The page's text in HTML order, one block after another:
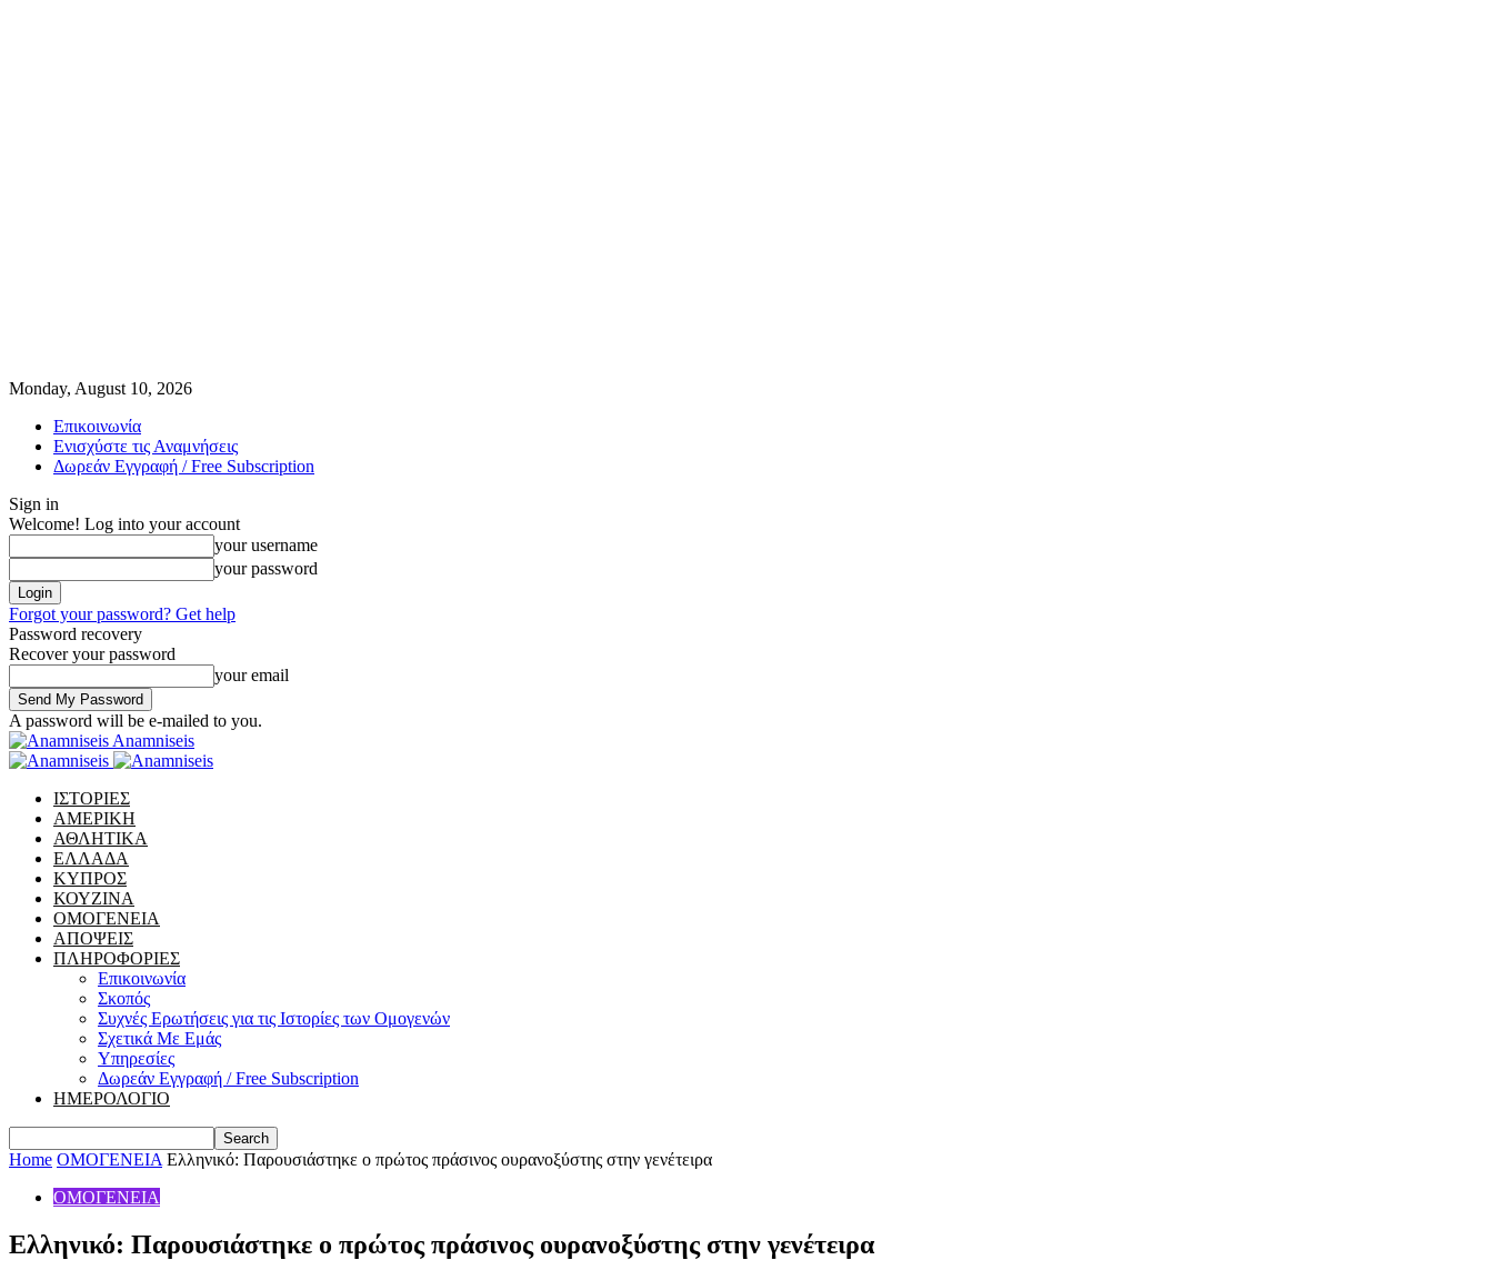
Monday, August 10, 2026
Επικοινωνία
Ενισχύστε τις Αναμνήσεις
Δωρεάν Εγγραφή / Free Subscription
Sign in
Welcome! Log into your account
your username
your password
Forgot your password? Get help
Password recovery
Recover your password
your email
A password will be e-mailed to you.
Anamniseis
ΙΣΤΟΡΙΕΣ
ΑΜΕΡΙΚΗ
ΑΘΛΗΤΙΚΑ
ΕΛΛΑΔΑ
ΚΥΠΡΟΣ
ΚΟΥΖΙΝΑ
ΟΜΟΓΕΝΕΙΑ
ΑΠΟΨΕΙΣ
ΠΛΗΡΟΦΟΡΙΕΣ
Επικοινωνία
Σκοπός
Συχνές Ερωτήσεις για τις Ιστορίες των Ομογενών
Σχετικά Με Εμάς
Υπηρεσίες
Δωρεάν Εγγραφή / Free Subscription
ΗΜΕΡΟΛΟΓΙΟ
Home ΟΜΟΓΕΝΕΙΑ Ελληνικό: Παρουσιάστηκε ο πρώτος πράσινος ουρανοξύστης στην γενέτειρα
ΟΜΟΓΕΝΕΙΑ
Ελληνικό: Παρουσιάστηκε ο πρώτος πράσινος ουρανοξύστης στην γενέτειρα